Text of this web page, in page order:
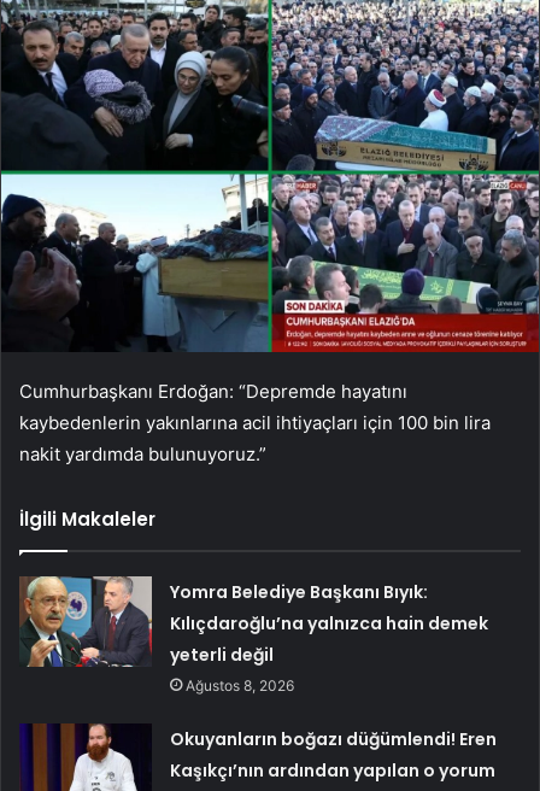
Cumhurbaşkanı Erdoğan: “Depremde hayatını
kaybedenlerin yakınlarına acil ihtiyaçları için 100 bin lira
nakit yardımda bulunuyoruz.”
İlgili Makaleler
Yomra Belediye Başkanı Bıyık:
Kılıçdaroğlu’na yalnızca hain demek
yeterli değil
Ağustos 8, 2026
Okuyanların boğazı düğümlendi! Eren
Kaşıkçı’nın ardından yapılan o yorum